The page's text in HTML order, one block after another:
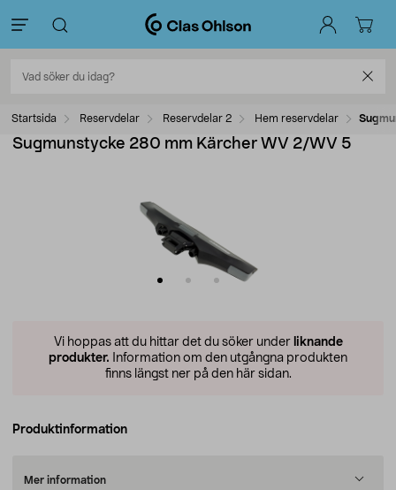
Startsida Reservdelar Reservdelar 2 Hem reservdelar
Sugmunstycke 280 mm Kärcher WV 2/WV 5
Vi hoppas att du hittar det du söker under liknande
produkter. Information om den utgångna produkten
finns längst ner på den här sidan.
Produktinformation
Mer information